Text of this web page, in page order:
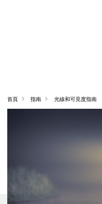
首頁 指南 光線和可見度指南